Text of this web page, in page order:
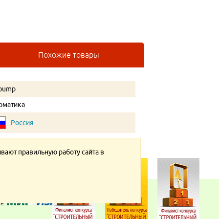
Похожие товары
Россия
правильную работу сайта в